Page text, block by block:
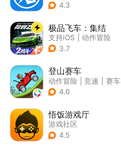
4.3
极品飞车：集结
支持iOS
动作冒险
| 竞速
3.7
登山赛车
动作冒险 竞速
赛车
| 卡通
4.0
悟饭游戏厅
游戏社区
4.5